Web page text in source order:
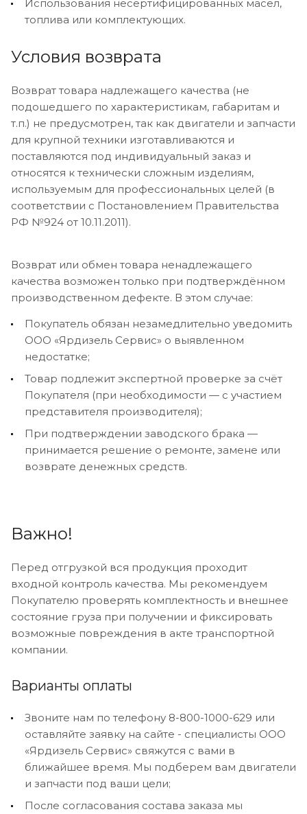
Использования несертифицированных масел,
топлива или комплектующих.
Условия возврата
Возврат товара надлежащего качества (не
подошедшего по характеристикам, габаритам и
т.п.) не предусмотрен, так как двигатели и запчасти
для крупной техники изготавливаются и
поставляются под индивидуальный заказ и
относятся к технически сложным изделиям,
используемым для профессиональных целей (в
соответствии с Постановлением Правительства
РФ №924 от 10.11.2011).
Возврат или обмен товара ненадлежащего
качества возможен только при подтверждённом
производственном дефекте. В этом случае:
Покупатель обязан незамедлительно уведомить
ООО «Ярдизель Сервис» о выявленном
недостатке;
Товар подлежит экспертной проверке за счёт
Покупателя (при необходимости — с участием
представителя производителя);
При подтверждении заводского брака —
принимается решение о ремонте, замене или
возврате денежных средств.
Важно!
Перед отгрузкой вся продукция проходит
входной контроль качества. Мы рекомендуем
Покупателю проверять комплектность и внешнее
состояние груза при получении и фиксировать
возможные повреждения в акте транспортной
компании.
Варианты оплаты
Звоните нам по телефону 8-800-1000-629 или
оставляйте заявку на сайте - специалисты ООО
«Ярдизель Сервис» свяжутся с вами в
ближайшее время. Мы подберем вам двигатели
и запчасти под ваши цели;
После согласования состава заказа мы